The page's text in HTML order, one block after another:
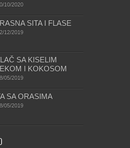
10/2020
SITA I FLASE
12/2019
SA KISELIM
I KOKOSOM
05/2019
SA ORASIMA
05/2019